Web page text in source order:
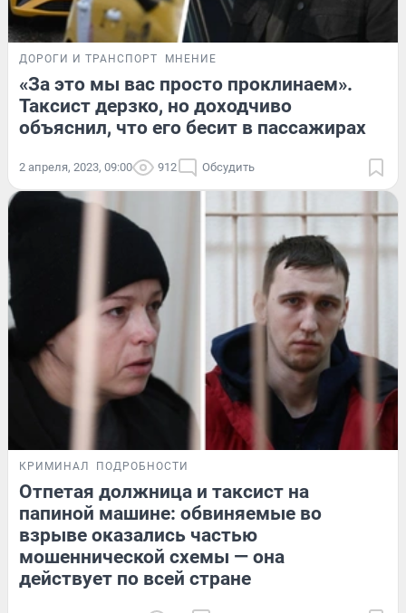
ДОРОГИ И ТРАНСПОРТ МНЕНИЕ
«За это мы вас просто проклинаем».
Таксист дерзко, но доходчиво
объяснил, что его бесит в пассажирах
2 апреля, 2023, 09:00 912 Обсудить
КРИМИНАЛ ПОДРОБНОСТИ
Отпетая должница и таксист на
папиной машине: обвиняемые во
взрыве оказались частью
мошеннической схемы — она
действует по всей стране